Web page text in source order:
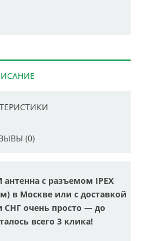
(0)
антенна с разъемом IPEX
в Москве или с доставкой
СНГ очень просто — до
всего 3 клика!